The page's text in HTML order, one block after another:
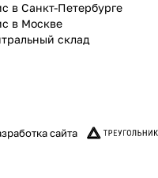
в Санкт-Петербурге
в Москве
склад
сайта